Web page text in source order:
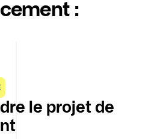
:
le projet de